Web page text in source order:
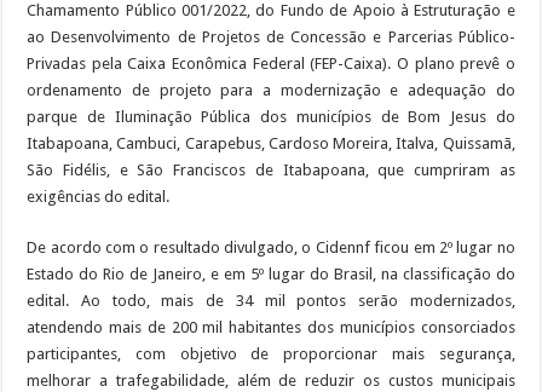
Chamamento Público 001/2022, do Fundo de Apoio à Estruturação e
ao Desenvolvimento de Projetos de Concessão e Parcerias Público-
Privadas pela Caixa Econômica Federal (FEP-Caixa). O plano prevê o
ordenamento de projeto para a modernização e adequação do
parque de Iluminação Pública dos municípios de Bom Jesus do
Itabapoana, Cambuci, Carapebus, Cardoso Moreira, Italva, Quissamã,
São Fidélis, e São Franciscos de Itabapoana, que cumpriram as
exigências do edital.
De acordo com o resultado divulgado, o Cidennf ficou em 2º lugar no
Estado do Rio de Janeiro, e em 5º lugar do Brasil, na classificação do
edital. Ao todo, mais de 34 mil pontos serão modernizados,
atendendo mais de 200 mil habitantes dos municípios consorciados
participantes, com objetivo de proporcionar mais segurança,
melhorar a trafegabilidade, além de reduzir os custos municipais